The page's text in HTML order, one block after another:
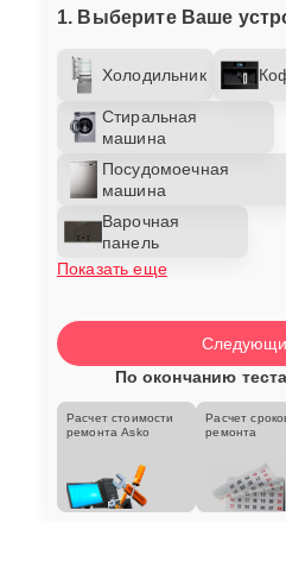
1. Выберите Ваше
Холодильник
Стиральная
машина
Посудомоечная
машина
Варочная
панель
Показать еще
По окончанию
Расчет стоимости
ремонта Asko
Расчет
ремонта